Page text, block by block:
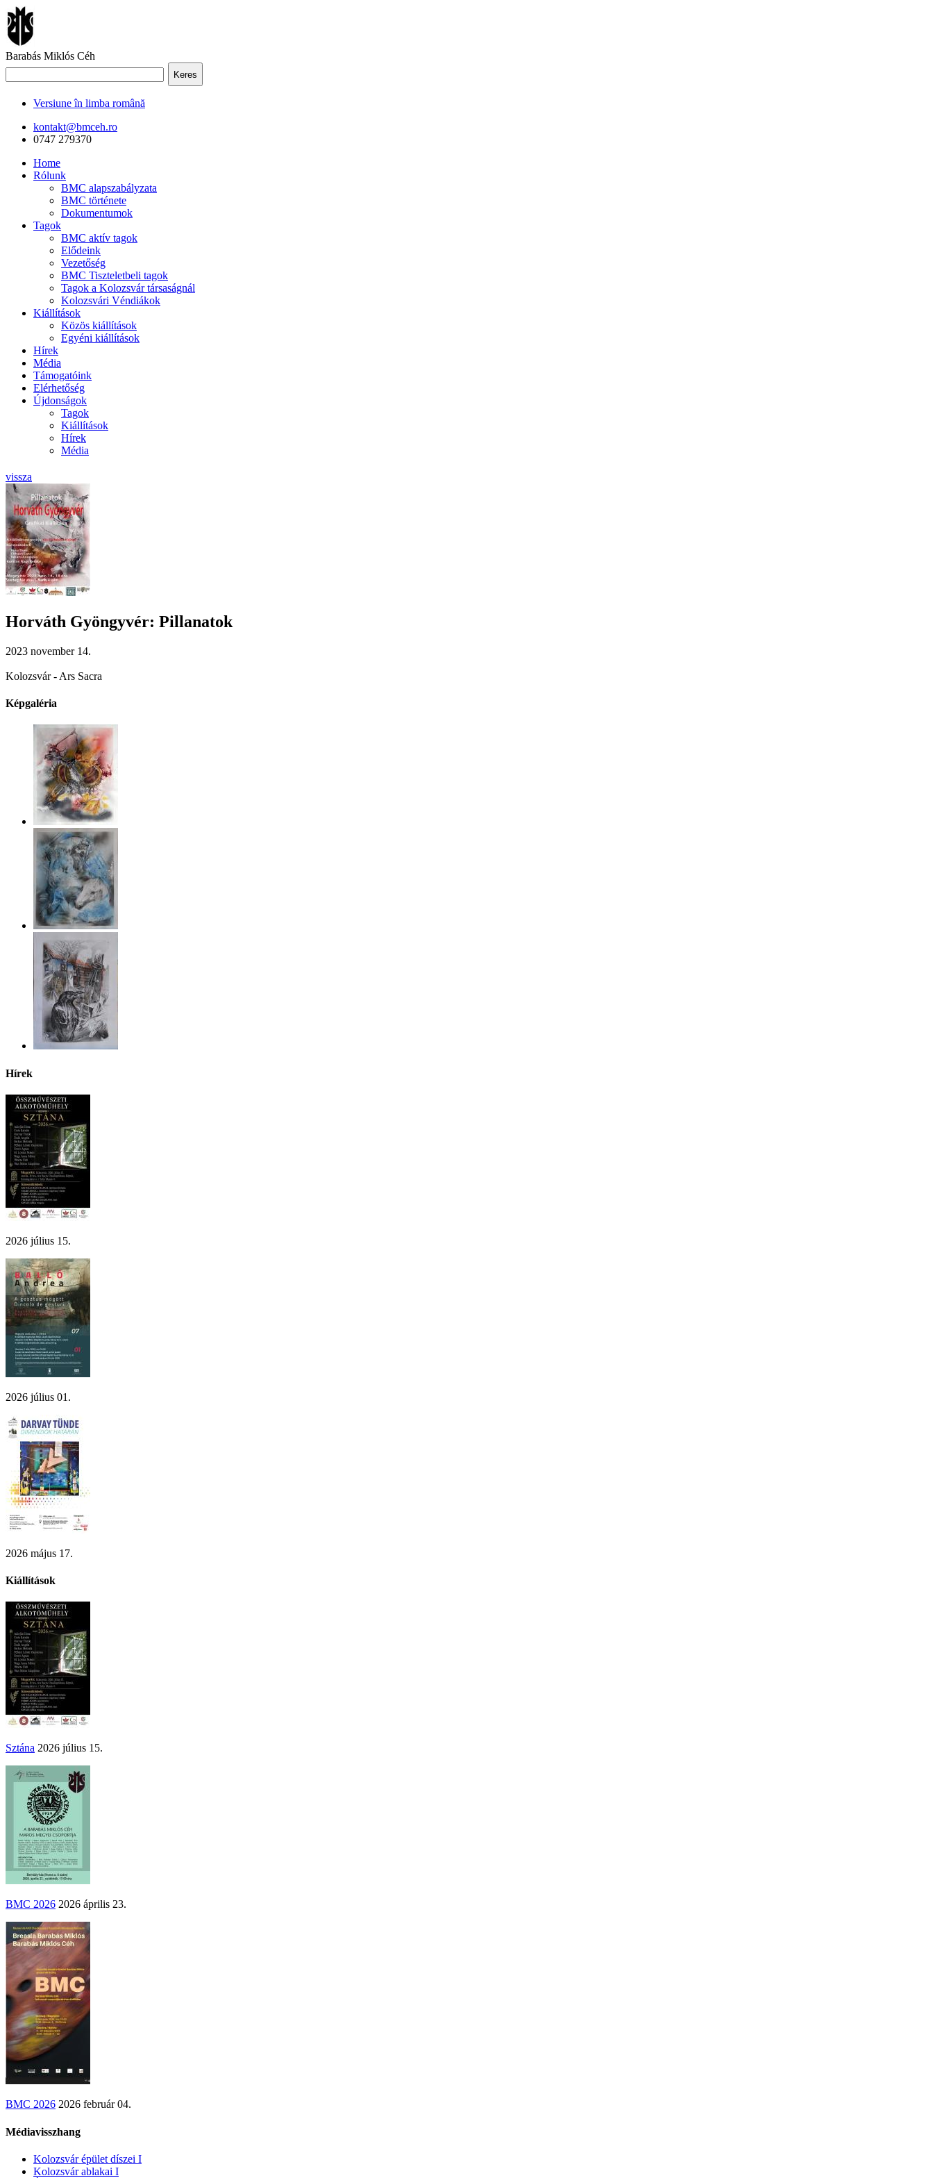
Barabás Miklós Céh
Keres
Versiune în limba română
kontakt@bmceh.ro
0747 279370
Home
Rólunk
BMC alapszabályzata
BMC története
Dokumentumok
Tagok
BMC aktív tagok
Elődeink
Vezetőség
BMC Tiszteletbeli tagok
Tagok a Kolozsvár társaságnál
Kolozsvári Véndiákok
Kiállítások
Közös kiállítások
Egyéni kiállítások
Hírek
Média
Támogatóink
Elérhetőség
Újdonságok
Tagok
Kiállítások
Hírek
Média
vissza
Horváth Gyöngyvér: Pillanatok
2023 november 14.
Kolozsvár - Ars Sacra
Képgaléria
Hírek
2026 július 15.
2026 július 01.
2026 május 17.
Kiállítások
Sztána 2026 július 15.
BMC 2026 2026 április 23.
BMC 2026 2026 február 04.
Médiavisszhang
Kolozsvár épület díszei I
Kolozsvár ablakai I